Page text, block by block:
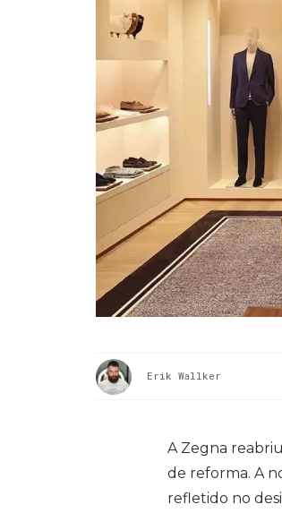
Erik Wallker
A Zegna
de reforma. A
refletido no